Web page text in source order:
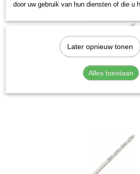
Ook interessant
Kraftwerk 13033 Metaalboor HSS-E 3,3 mm
€ 2,01
door uw gebruik van hun diensten of die u
Later opnieuw tonen
Alles toestaan